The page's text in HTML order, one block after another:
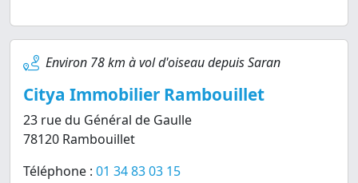
Environ 78 km à vol d'oiseau depuis Saran
Citya Immobilier Rambouillet
23 rue du Général de Gaulle
78120 Rambouillet
Téléphone : 01 34 83 03 15